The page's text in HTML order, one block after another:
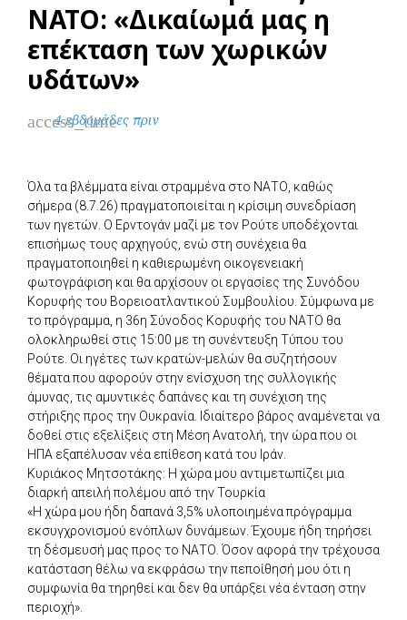
ΝΑΤΟ: «Δικαίωμά μας η
επέκταση των χωρικών
υδάτων»
access_time
4 εβδομάδες πριν
Όλα τα βλέμματα είναι στραμμένα στο ΝΑΤΟ, καθώς
σήμερα (8.7.26) πραγματοποιείται η κρίσιμη συνεδρίαση
των ηγετών. Ο Ερντογάν μαζί με τον Ρούτε υποδέχονται
επισήμως τους αρχηγούς, ενώ στη συνέχεια θα
πραγματοποιηθεί η καθιερωμένη οικογενειακή
φωτογράφιση και θα αρχίσουν οι εργασίες της Συνόδου
Κορυφής του Βορειοατλαντικού Συμβουλίου. Σύμφωνα με
το πρόγραμμα, η 36η Σύνοδος Κορυφής του ΝΑΤΟ θα
ολοκληρωθεί στις 15:00 με τη συνέντευξη Τύπου του
Ρούτε. Οι ηγέτες των κρατών-μελών θα συζητήσουν
θέματα που αφορούν στην ενίσχυση της συλλογικής
άμυνας, τις αμυντικές δαπάνες και τη συνέχιση της
στήριξης προς την Ουκρανία. Ιδιαίτερο βάρος αναμένεται να
δοθεί στις εξελίξεις στη Μέση Ανατολή, την ώρα που οι
ΗΠΑ εξαπέλυσαν νέα επίθεση κατά του Ιράν.
Κυριάκος Μητσοτάκης: Η χώρα μου αντιμετωπίζει μια
διαρκή απειλή πολέμου από την Τουρκία
«Η χώρα μου ήδη δαπανά 3,5% υλοποιημένα πρόγραμμα
εκσυγχρονισμού ενόπλων δυνάμεων. Έχουμε ήδη τηρήσει
τη δέσμευσή μας προς το ΝΑΤΟ. Όσον αφορά την τρέχουσα
κατάσταση θέλω να εκφράσω την πεποίθησή μου ότι η
συμφωνία θα τηρηθεί και δεν θα υπάρξει νέα ένταση στην
περιοχή».